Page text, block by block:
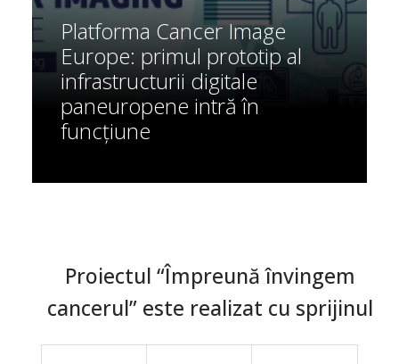
Platforma Cancer Image
Europe: primul prototip al
infrastructurii digitale
paneuropene intră în
funcțiune
Proiectul “Împreună învingem
cancerul” este realizat cu sprijinul